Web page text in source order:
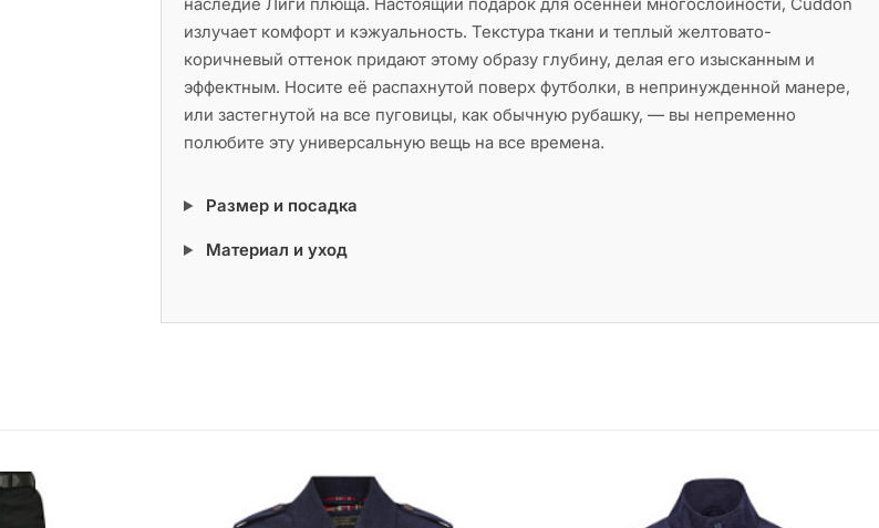
излучает комфорт и кэжуальность. Текстура ткани и теплый желтовато-
коричневый оттенок придают этому образу глубину, делая его изысканным и
эффектным. Носите её распахнутой поверх футболки, в непринужденной манере,
или застегнутой на все пуговицы, как обычную рубашку, — вы непременно
полюбите эту универсальную вещь на все времена.
Размер и посадка
Материал и уход